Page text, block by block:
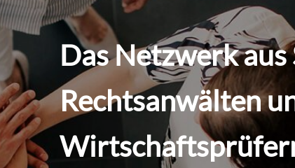
Das Netzwerk
Rechtsanwälten